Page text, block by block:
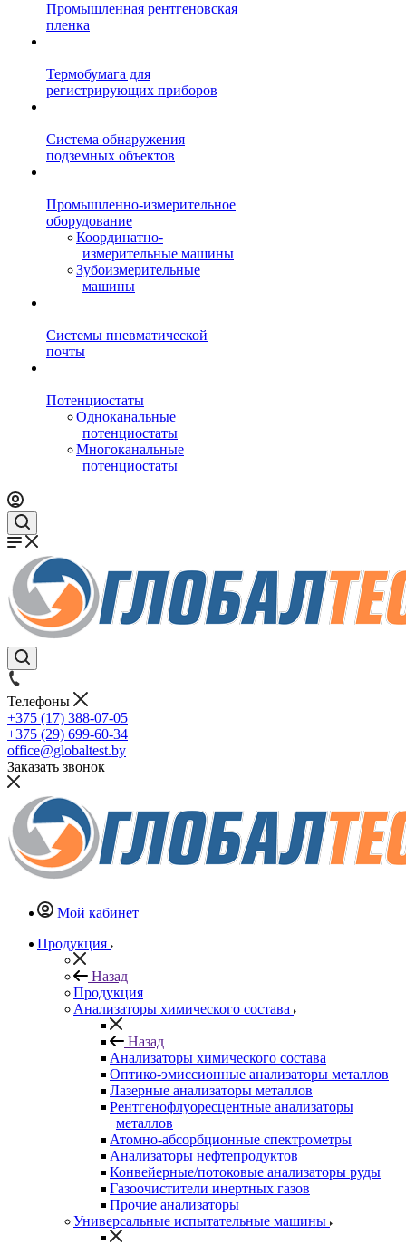
Промышленная рентгеновская
пленка
Термобумага для
регистрирующих приборов
Система обнаружения
подземных объектов
Промышленно-измерительное
оборудование
Координатно-
измерительные машины
Зубоизмерительные
машины
Системы пневматической
почты
Потенциостаты
Одноканальные
потенциостаты
Многоканальные
потенциостаты
Телефоны
+375 (17) 388-07-05
+375 (29) 699-60-34
office@globaltest.by
Заказать звонок
Мой кабинет
Продукция
Назад
Продукция
Анализаторы химического состава
Назад
Анализаторы химического состава
Оптико-эмиссионные анализаторы металлов
Лазерные анализаторы металлов
Рентгенофлуоресцентные анализаторы
металлов
Атомно-абсорбционные спектрометры
Анализаторы нефтепродуктов
Конвейерные/потоковые анализаторы руды
Газоочистители инертных газов
Прочие анализаторы
Универсальные испытательные машины